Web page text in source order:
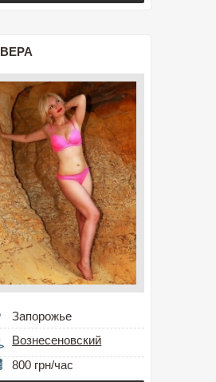
ВЕРА
Запорожье
Вознесеновский
800 грн/час